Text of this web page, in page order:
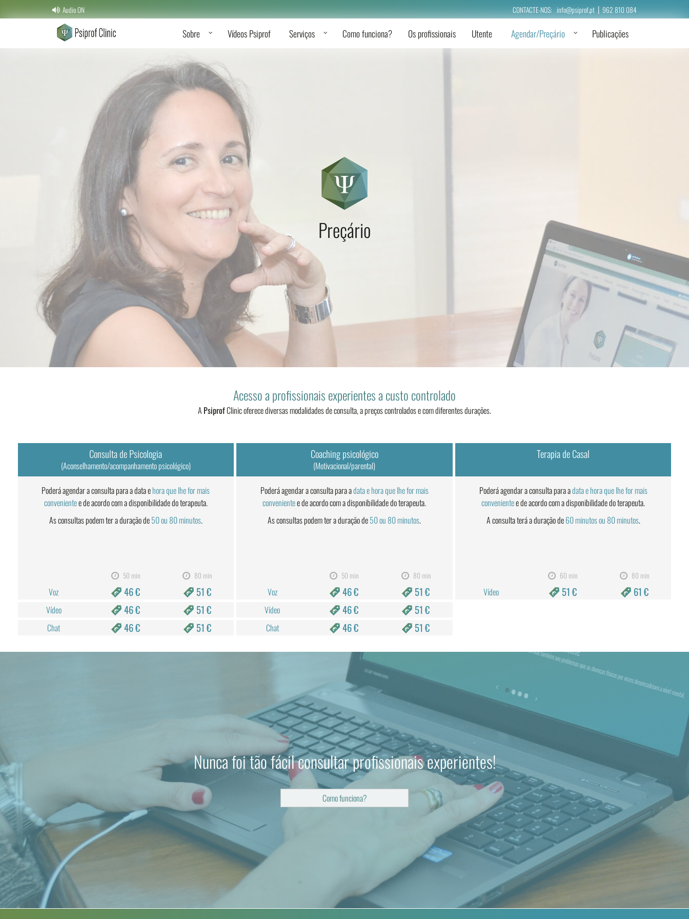
Audio ON CONTACTE-NOS:info@psiprof.pt | 962 810 084
Sobre Vídeos Psiprof Serviços Como funciona? Os profissionais Utente Agendar/Preçário Publicações
Preçário
Acesso a profissionais experientes a custo controlado
A PsiprofClinic oferece diversas modalidades de consulta, a preços controlados e com diferentes durações.
Consulta de Psicologia
(Aconselhamento/acompanhamento psicológico)
Poderá agendar a consulta para a data ehora que lhe for mais
convenientee de acordo com a disponibilidade do terapeuta.
As consultas podem ter a duração de50 ou 80 minutos.
50 min 80 min
Voz 46 € 51 €
Vídeo 46 € 51 €
Chat 46 € 51 €
Coaching psicológico
(Motivacional/parental)
Poderá agendar a consulta para adata e hora que lhe for mais
convenientee de acordo com a disponibilidade do terapeuta.
As consultas podem ter a duração de50 ou 80 minutos.
50 min 80 min
Voz 46 € 51 €
Vídeo 46 € 51 €
Chat 46 € 51 €
Terapia de Casal
Poderá agendar a consulta para adata e hora que lhe for mais
convenientee de acordo com a disponibilidade do terapeuta.
A consulta terá a duração de60 minutos ou 80 minutos.
60 min 80 min
Vídeo 51 € 61 €
Nunca foi tão fácil consultar profissionais experientes!
Como funciona?